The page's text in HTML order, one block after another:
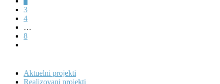
3
4
…
8
Aktuelni projekti
Realizovani projekti